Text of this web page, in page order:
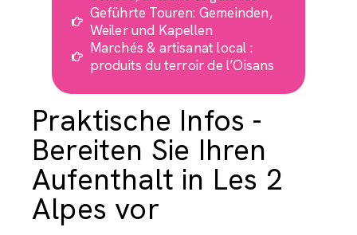
Geführte Touren: Gemeinden,
Weiler und Kapellen
Marchés & artisanat local :
produits du terroir de l’Oisans
Praktische Infos -
Bereiten Sie Ihren
Aufenthalt in Les 2
Alpes vor